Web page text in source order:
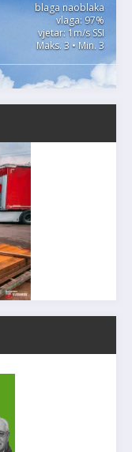
blaga naoblaka
vlaga: 97%
vjetar: 1m/s SSI
Maks. 3 • Min. 3